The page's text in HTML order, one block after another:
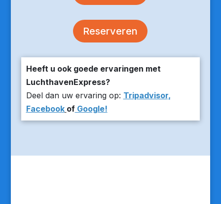
Reserveren
Heeft u ook goede ervaringen met
LuchthavenExpress?
Deel dan uw ervaring op: Tripadvisor,
Facebook ofGoogle!